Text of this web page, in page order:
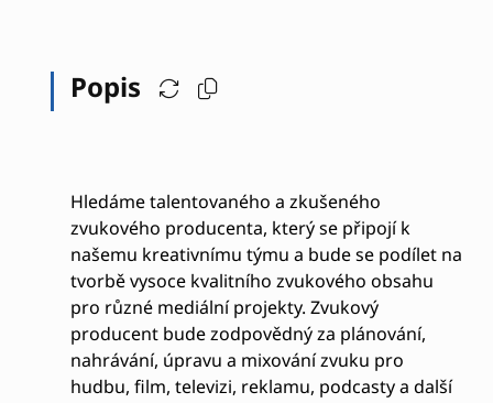
Popis
Hledáme talentovaného a zkušeného
zvukového producenta, který se připojí k
našemu kreativnímu týmu a bude se podílet na
tvorbě vysoce kvalitního zvukového obsahu
pro různé mediální projekty. Zvukový
producent bude zodpovědný za plánování,
nahrávání, úpravu a mixování zvuku pro
hudbu, film, televizi, reklamu, podcasty a další